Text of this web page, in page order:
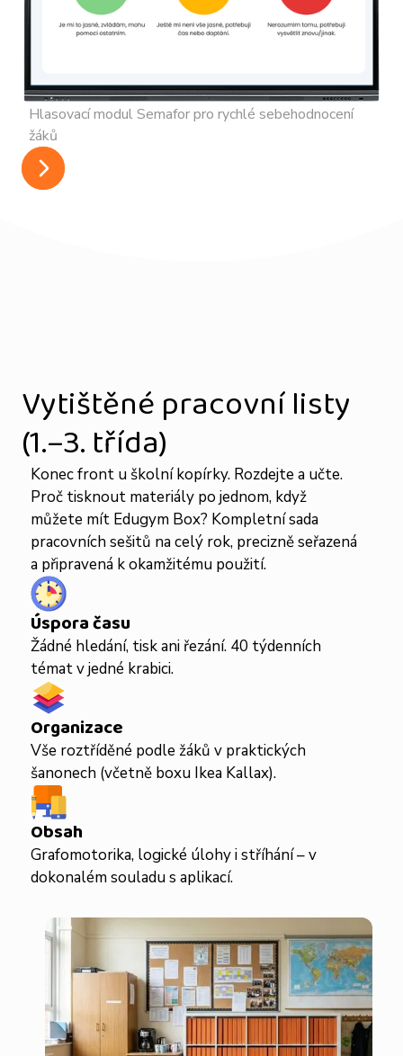
Hlasovací modul Semafor pro rychlé sebehodnocení
žáků
Vytištěné pracovní listy
(1.–3. třída)
Konec front u školní kopírky. Rozdejte a učte.
Proč tisknout materiály po jednom, když
můžete mít Edugym Box? Kompletní sada
pracovních sešitů na celý rok, precizně seřazená
a připravená k okamžitému použití.
Úspora času
Žádné hledání, tisk ani řezání. 40 týdenních
témat v jedné krabici.
Organizace
Vše roztříděné podle žáků v praktických
šanonech (včetně boxu Ikea Kallax).
Obsah
Grafomotorika, logické úlohy i stříhání – v
dokonalém souladu s aplikací.